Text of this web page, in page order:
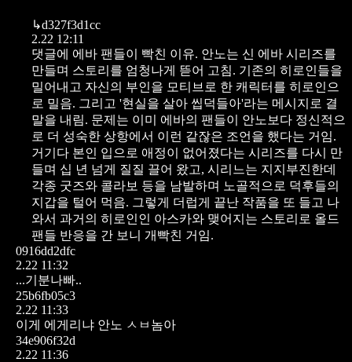
↳d327f3d1cc
2.22 12:11
댓글에 에바 팬들이 빡친 이유. 안노는 신 에바 시리즈를
만들며 스토리를 엄청나게 뜯어 고침. 기존의 히로인들을
밀어내고 자신의 부인을 모티브로 한 캐릭터를 히로인으
로 밀음. 그리고 '현실을 살아 씹덕들아'라는 메시지로 결
말을 내림. 문제는 이미 에바의 팬들이 안노보다 정신적으
로 더 성숙한 상항에서 이런 같잖은 조언을 했다는 거임.
거기다 본인 입으로 애정이 없어졌다는 시리즈를 다시 만
들며 십 년 넘게 질질 끌어 왔고, 시리느는 지지부진한데
각종 굿즈와 콜라보 등을 남발하며 노골적으로 덕후들의
지갑을 털어 먹음. 그렇게 더럽게 끝난 작품을 또 들고 나
와서 과거의 히로인인 아스카와 맺어지는 스토리로 올드
팬들 반응을 간 보니 개빡친 거임.
0916dd2dfc
2.22 11:32
...기분나빠..
25b6fb05c3
2.22 11:33
이게 에게리냐 안노 ㅅㅂ놈아
34e906f32d
2.22 11:36